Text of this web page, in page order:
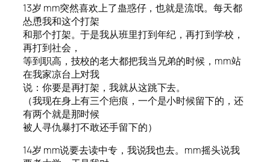
13岁 mm突然喜欢上了蛊惑仔，也就是流氓。每天都
怂恿我和这个打架
和那个打架。于是我从班里打到年纪，再打到学校，
再打到社会，
等到职高，技校的老大都把我当兄弟的时候，mm站
在我家凉台上对我
说：你要是再打架，我就从这跳下去。
（我现在身上有三个疤痕，一个是小时候留下的，还
有两个就是那时候
被人寻仇暴打不敢还手留下的）
14岁 mm说要去读中专，我说我也去。mm摇头说我